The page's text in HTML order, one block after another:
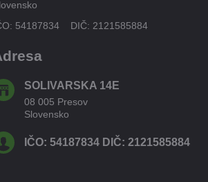
54187834 DIČ: 2121585884
SOLIVARSKA 14E
08 005 Presov
Slovensko
IČO: 54187834 DIČ: 2121585884